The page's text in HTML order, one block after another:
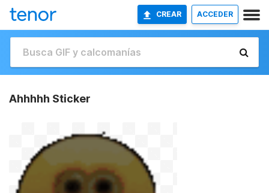
CREAR ACCEDER
Ahhhhh Sticker